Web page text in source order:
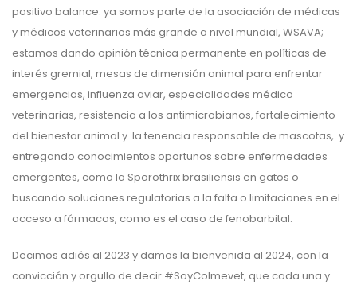
positivo balance: ya somos parte de la asociación de médicas
y médicos veterinarios más grande a nivel mundial, WSAVA;
estamos dando opinión técnica permanente en políticas de
interés gremial, mesas de dimensión animal para enfrentar
emergencias, influenza aviar, especialidades médico
veterinarias, resistencia a los antimicrobianos, fortalecimiento
del bienestar animal y la tenencia responsable de mascotas, y
entregando conocimientos oportunos sobre enfermedades
emergentes, como la Sporothrix brasiliensis en gatos o
buscando soluciones regulatorias a la falta o limitaciones en el
acceso a fármacos, como es el caso de fenobarbital.
Decimos adiós al 2023 y damos la bienvenida al 2024, con la
convicción y orgullo de decir #SoyColmevet, que cada una y